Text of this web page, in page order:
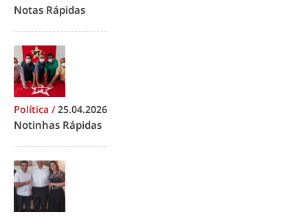
Notas Rápidas
Política /25.04.2026
Notinhas Rápidas